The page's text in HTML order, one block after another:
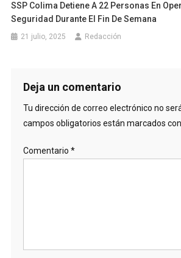
SSP Colima Detiene A 22 Personas En
Seguridad Durante El Fin De Semana
21 julio, 2025 Redacción
Deja un comentario
Tu dirección de correo electrónico no
campos obligatorios están marcados con
Comentario *